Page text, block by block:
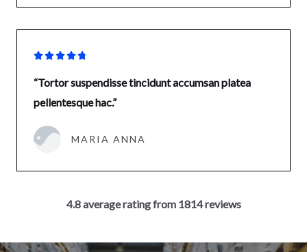

“Tortor suspendisse tincidunt accumsan platea
pellentesque hac.”
MARIA ANNA
4.8 average rating from 1814 reviews